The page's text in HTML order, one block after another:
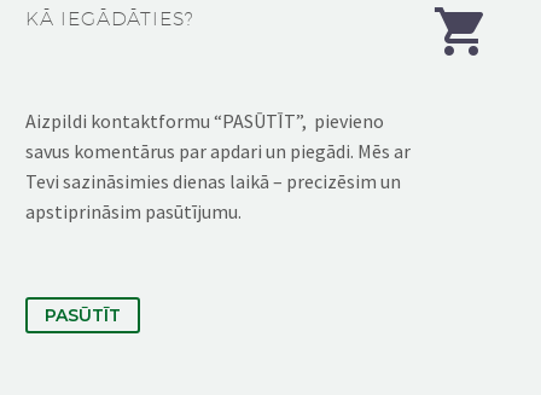


KĀ IEGĀDĀTIES?
Aizpildi kontaktformu “PASŪTĪT”, pievieno
savus komentārus par apdari un piegādi. Mēs ar
Tevi sazināsimies dienas laikā – precizēsim un
apstiprināsim pasūtījumu.
PASŪTĪT